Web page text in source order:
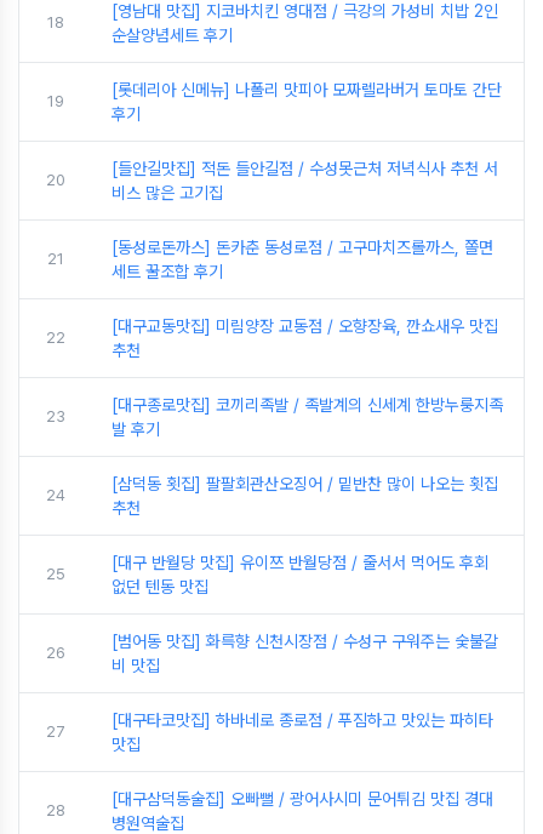
18
[영남대 맛집] 지코바치킨 영대점 / 극강의 가성비 치밥 2인
순살양념세트 후기
19
[롯데리아 신메뉴] 나폴리 맛피아 모짜렐라버거 토마토 간단
후기
20
[들안길맛집] 적돈 들안길점 / 수성못근처 저녁식사 추천 서
비스 많은 고기집
21
[동성로돈까스] 돈카춘 동성로점 / 고구마치즈롤까스, 쫄면
세트 꿀조합 후기
22
[대구교동맛집] 미림양장 교동점 / 오향장육, 깐쇼새우 맛집
추천
23
[대구종로맛집] 코끼리족발 / 족발계의 신세계 한방누룽지족
발 후기
24
[삼덕동 횟집] 팔팔회관산오징어 / 밑반찬 많이 나오는 횟집
추천
25
[대구 반월당 맛집] 유이쯔 반월당점 / 줄서서 먹어도 후회
없던 텐동 맛집
26
[범어동 맛집] 화륵향 신천시장점 / 수성구 구워주는 숯불갈
비 맛집
27
[대구타코맛집] 하바네로 종로점 / 푸짐하고 맛있는 파히타
맛집
28
[대구삼덕동술집] 오빠뻘 / 광어사시미 문어튀김 맛집 경대
병원역술집